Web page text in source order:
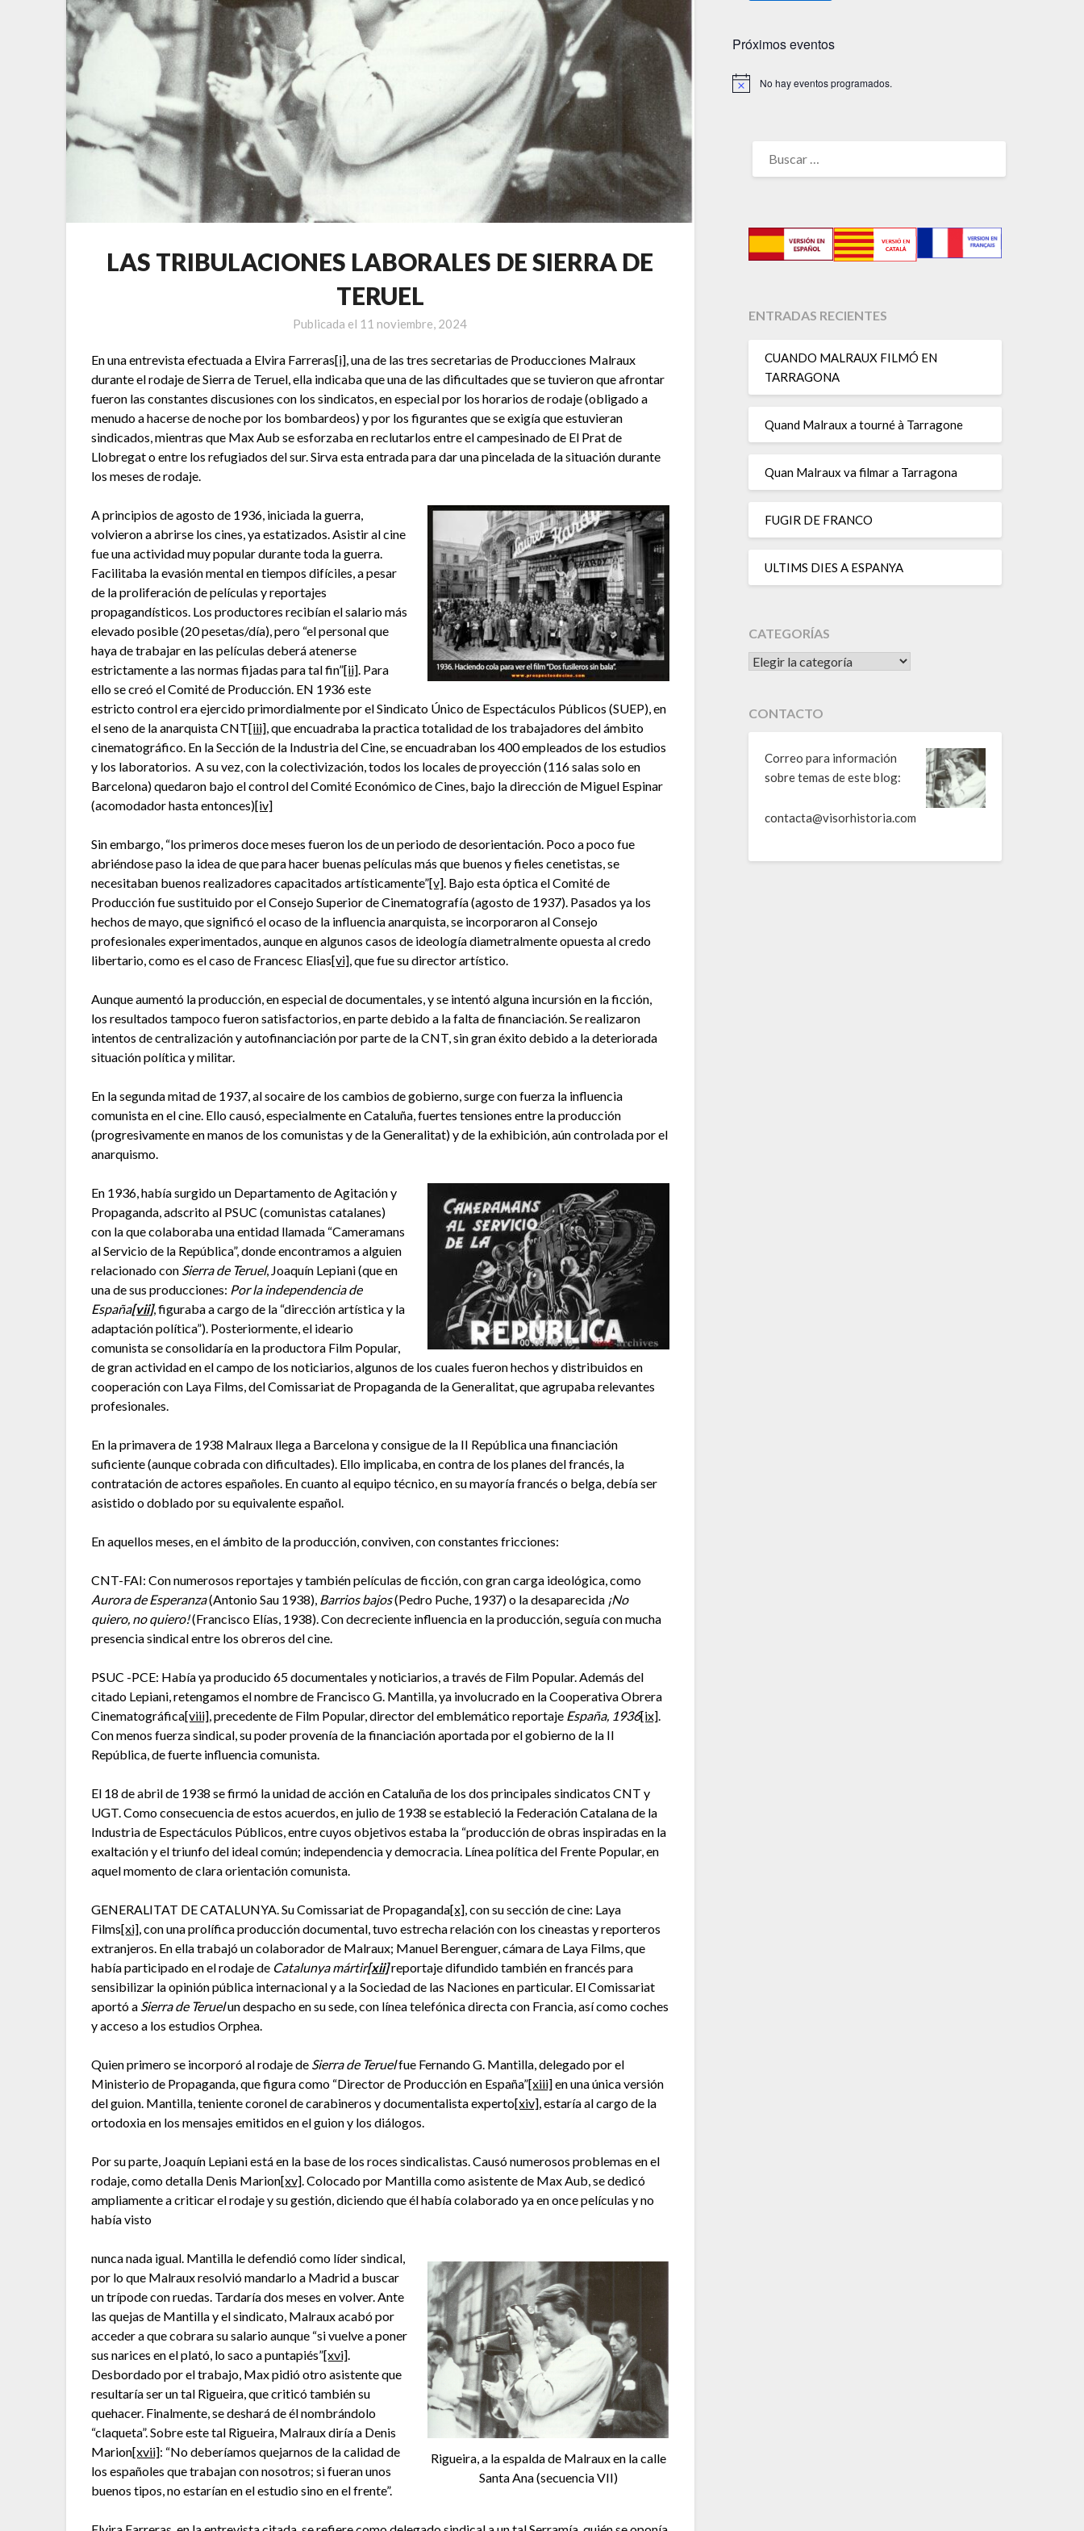
LAS TRIBULACIONES LABORALES DE SIERRA DE
TERUEL
Publicada el 11 noviembre, 2024
En una entrevista efectuada a Elvira Farreras[i], una de las tres secretarias de Producciones Malraux
durante el rodaje de Sierra de Teruel, ella indicaba que una de las dificultades que se tuvieron que afrontar
fueron las constantes discusiones con los sindicatos, en especial por los horarios de rodaje (obligado a
menudo a hacerse de noche por los bombardeos) y por los figurantes que se exigía que estuvieran
sindicados, mientras que Max Aub se esforzaba en reclutarlos entre el campesinado de El Prat de
Llobregat o entre los refugiados del sur. Sirva esta entrada para dar una pincelada de la situación durante
los meses de rodaje.
A principios de agosto de 1936, iniciada la guerra,
volvieron a abrirse los cines, ya estatizados. Asistir al cine
fue una actividad muy popular durante toda la guerra.
Facilitaba la evasión mental en tiempos difíciles, a pesar
de la proliferación de películas y reportajes
propagandísticos. Los productores recibían el salario más
elevado posible (20 pesetas/día), pero “el personal que
haya de trabajar en las películas deberá atenerse
estrictamente a las normas fijadas para tal fin”[ii]. Para
ello se creó el Comité de Producción. EN 1936 este
estricto control era ejercido primordialmente por el Sindicato Único de Espectáculos Públicos (SUEP), en
el seno de la anarquista CNT[iii], que encuadraba la practica totalidad de los trabajadores del ámbito
cinematográfico. En la Sección de la Industria del Cine, se encuadraban los 400 empleados de los estudios
y los laboratorios. A su vez, con la colectivización, todos los locales de proyección (116 salas solo en
Barcelona) quedaron bajo el control del Comité Económico de Cines, bajo la dirección de Miguel Espinar
(acomodador hasta entonces)[iv]
Sin embargo, “los primeros doce meses fueron los de un periodo de desorientación. Poco a poco fue
abriéndose paso la idea de que para hacer buenas películas más que buenos y fieles cenetistas, se
necesitaban buenos realizadores capacitados artísticamente”[v]. Bajo esta óptica el Comité de
Producción fue sustituido por el Consejo Superior de Cinematografía (agosto de 1937). Pasados ya los
hechos de mayo, que significó el ocaso de la influencia anarquista, se incorporaron al Consejo
profesionales experimentados, aunque en algunos casos de ideología diametralmente opuesta al credo
libertario, como es el caso de Francesc Elias[vi], que fue su director artístico.
Aunque aumentó la producción, en especial de documentales, y se intentó alguna incursión en la ficción,
los resultados tampoco fueron satisfactorios, en parte debido a la falta de financiación. Se realizaron
intentos de centralización y autofinanciación por parte de la CNT, sin gran éxito debido a la deteriorada
situación política y militar.
En la segunda mitad de 1937, al socaire de los cambios de gobierno, surge con fuerza la influencia
comunista en el cine. Ello causó, especialmente en Cataluña, fuertes tensiones entre la producción
(progresivamente en manos de los comunistas y de la Generalitat) y de la exhibición, aún controlada por el
anarquismo.
En 1936, había surgido un Departamento de Agitación y
Propaganda, adscrito al PSUC (comunistas catalanes)
con la que colaboraba una entidad llamada “Cameramans
al Servicio de la República”, donde encontramos a alguien
relacionado con Sierra de Teruel, Joaquín Lepiani (que en
una de sus producciones: Por la independencia de
España[vii], figuraba a cargo de la “dirección artística y la
adaptación política”). Posteriormente, el ideario
comunista se consolidaría en la productora Film Popular,
de gran actividad en el campo de los noticiarios, algunos de los cuales fueron hechos y distribuidos en
cooperación con Laya Films, del Comissariat de Propaganda de la Generalitat, que agrupaba relevantes
profesionales.
En la primavera de 1938 Malraux llega a Barcelona y consigue de la II República una financiación
suficiente (aunque cobrada con dificultades). Ello implicaba, en contra de los planes del francés, la
contratación de actores españoles. En cuanto al equipo técnico, en su mayoría francés o belga, debía ser
asistido o doblado por su equivalente español.
En aquellos meses, en el ámbito de la producción, conviven, con constantes fricciones:
CNT-FAI: Con numerosos reportajes y también películas de ficción, con gran carga ideológica, como
Aurora de Esperanza(Antonio Sau 1938), Barrios bajos(Pedro Puche, 1937) o la desaparecida ¡No
quiero, no quiero!(Francisco Elías, 1938). Con decreciente influencia en la producción, seguía con mucha
presencia sindical entre los obreros del cine.
PSUC -PCE: Había ya producido 65 documentales y noticiarios, a través de Film Popular. Además del
citado Lepiani, retengamos el nombre de Francisco G. Mantilla, ya involucrado en la Cooperativa Obrera
Cinematográfica[viii], precedente de Film Popular, director del emblemático reportaje España, 1936[ix].
Con menos fuerza sindical, su poder provenía de la financiación aportada por el gobierno de la II
República, de fuerte influencia comunista.
El 18 de abril de 1938 se firmó la unidad de acción en Cataluña de los dos principales sindicatos CNT y
UGT. Como consecuencia de estos acuerdos, en julio de 1938 se estableció la Federación Catalana de la
Industria de Espectáculos Públicos, entre cuyos objetivos estaba la “producción de obras inspiradas en la
exaltación y el triunfo del ideal común; independencia y democracia. Línea política del Frente Popular, en
aquel momento de clara orientación comunista.
GENERALITAT DE CATALUNYA. Su Comissariat de Propaganda[x], con su sección de cine: Laya
Films[xi], con una prolífica producción documental, tuvo estrecha relación con los cineastas y reporteros
extranjeros. En ella trabajó un colaborador de Malraux; Manuel Berenguer, cámara de Laya Films, que
había participado en el rodaje de Catalunya mártir[xii]reportaje difundido también en francés para
sensibilizar la opinión pública internacional y a la Sociedad de las Naciones en particular. El Comissariat
aportó a Sierra de Teruelun despacho en su sede, con línea telefónica directa con Francia, así como coches
y acceso a los estudios Orphea.
Quien primero se incorporó al rodaje de Sierra de Teruelfue Fernando G. Mantilla, delegado por el
Ministerio de Propaganda, que figura como “Director de Producción en España”[xiii]en una única versión
del guion. Mantilla, teniente coronel de carabineros y documentalista experto[xiv], estaría al cargo de la
ortodoxia en los mensajes emitidos en el guion y los diálogos.
Por su parte, Joaquín Lepiani está en la base de los roces sindicalistas. Causó numerosos problemas en el
rodaje, como detalla Denis Marion[xv]. Colocado por Mantilla como asistente de Max Aub, se dedicó
ampliamente a criticar el rodaje y su gestión, diciendo que él había colaborado ya en once películas y no
había visto
Rigueira, a la espalda de Malraux en la calle
Santa Ana (secuencia VII)
nunca nada igual. Mantilla le defendió como líder sindical,
por lo que Malraux resolvió mandarlo a Madrid a buscar
un trípode con ruedas. Tardaría dos meses en volver. Ante
las quejas de Mantilla y el sindicato, Malraux acabó por
acceder a que cobrara su salario aunque “si vuelve a poner
sus narices en el plató, lo saco a puntapiés”[xvi].
Desbordado por el trabajo, Max pidió otro asistente que
resultaría ser un tal Rigueira, que criticó también su
quehacer. Finalmente, se deshará de él nombrándolo
“claqueta”. Sobre este tal Rigueira, Malraux diría a Denis
Marion[xvii]: “No deberíamos quejarnos de la calidad de
los españoles que trabajan con nosotros; si fueran unos
buenos tipos, no estarían en el estudio sino en el frente”.
Próximos eventos
Aviso No hay eventos programados.
ENTRADAS RECIENTES
CUANDO MALRAUX FILMÓ EN
TARRAGONA
Quand Malraux a tourné à Tarragone
Quan Malraux va filmar a Tarragona
FUGIR DE FRANCO
ULTIMS DIES A ESPANYA
CATEGORÍAS
CATEGORÍAS
CONTACTO
Correo para información
sobre temas de este blog:
contacta@visorhistoria.com